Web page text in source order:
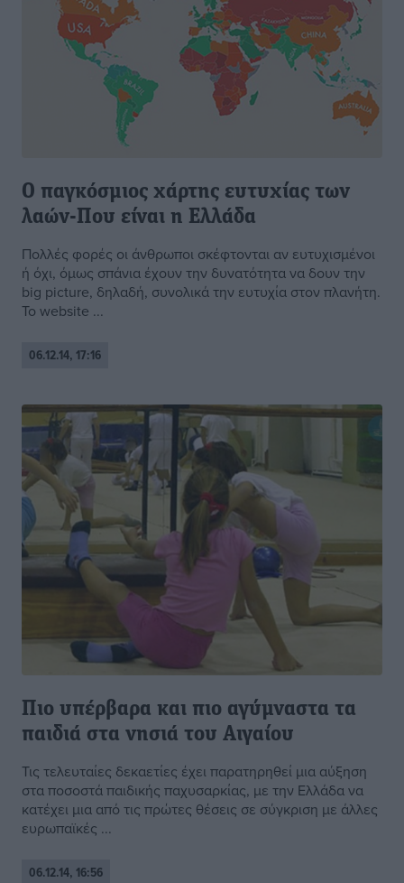
Ο παγκόσμιος χάρτης ευτυχίας των
λαών-Που είναι η Ελλάδα
Πολλές φορές oι άνθρωποι σκέφτονται αν ευτυχισμένοι
ή όχι, όμως σπάνια έχουν την δυνατότητα να δουν την
big picture, δηλαδή, συνολικά την ευτυχία στον πλανήτη.
Το website ...
06.12.14, 17:16
Πιο υπέρβαρα και πιο αγύμναστα τα
παιδιά στα νησιά του Αιγαίου
Τις τελευταίες δεκαετίες έχει παρατηρηθεί μια αύξηση
στα ποσοστά παιδικής παχυσαρκίας, με την Ελλάδα να
κατέχει μια από τις πρώτες θέσεις σε σύγκριση με άλλες
ευρωπαϊκές ...
06.12.14, 16:56